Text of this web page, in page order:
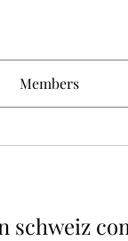
Members
schweiz